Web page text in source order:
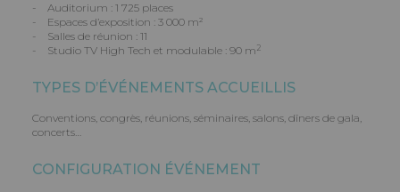
- Auditorium : 1 725 places
- Espaces d’exposition : 3 000 m²
- Salles de réunion : 11
- Studio TV High Tech et modulable : 90 m2
TYPES D’ÉVÉNEMENTS ACCUEILLIS
Conventions, congrès, réunions, séminaires, salons, dîners de gala,
concerts…
CONFIGURATION ÉVÉNEMENT